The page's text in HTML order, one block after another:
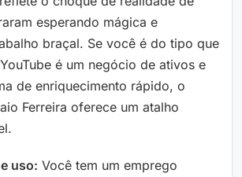
esperando mágica e
braçal. Se você é do tipo que
é um negócio de ativos e
de enriquecimento rápido, o
Ferreira oferece um atalho
uso: Você tem um emprego